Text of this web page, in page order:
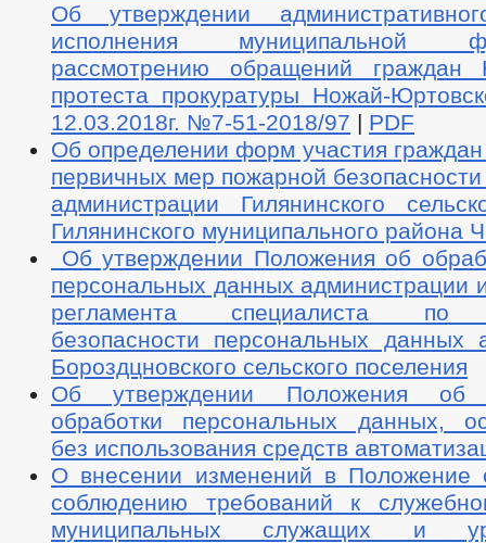
Об утверждении
исполнения муниципальной
рассмотрению обращений граждан
протеста прокуратуры Ножай-
12.03.2018г. №7-51-2018/97 | PDF
Об определении форм участия
первичных мер пожарной
администрации Гилянинского
Гилянинского муниципального района
Об утверждении Положения об
персональных данных администрации
регламента специалиста по
безопасности персональных данных
Бороздцновского сельского поселения
Об утверждении Положения об
обработки персональных данных,
без использования средств
О внесении изменений в Положение
соблюдению требований к
муниципальных служащих и